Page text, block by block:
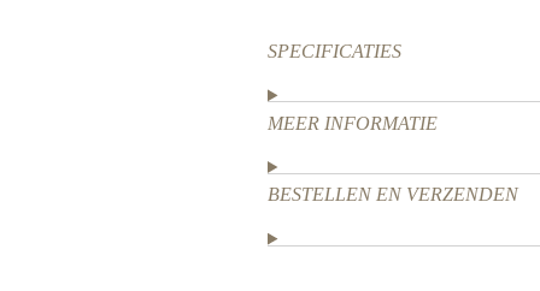
SPECIFICATIES
MEER INFORMATIE
BESTELLEN EN VERZENDEN